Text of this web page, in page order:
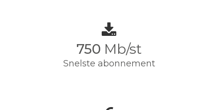
750 Mb/st
Snelste abonnement